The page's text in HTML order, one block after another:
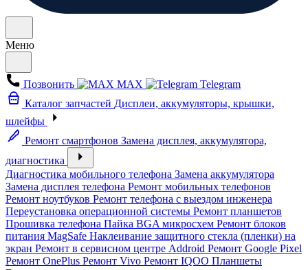
Меню
Позвонить MAX
Telegram
Каталог запчастей Дисплеи, аккумуляторы, крышки,
шлейфы
Ремонт смартфонов Замена дисплея, аккумулятора,
диагностика
Диагностика мобильного телефона Замена аккумулятора
Замена дисплея телефона Ремонт мобильных телефонов
Ремонт ноутбуков Ремонт телефона с выездом инженера
Переустановка операционной системы Ремонт планшетов
Прошивка телефона Пайка BGA микросхем Ремонт блоков
питания MagSafe Наклеивание защитного стекла (пленки) на
экран Ремонт в сервисном центре Addroid Ремонт Google Pixel
Ремонт OnePlus Ремонт Vivo Ремонт IQOO Планшеты